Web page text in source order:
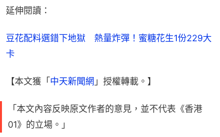
延伸閱讀：
豆花配料選錯下地獄　熱量炸彈！蜜糖花生1份229大
卡
【本文獲「中天新聞網 」授權轉載。】
「本文內容反映原文作者的意見，並不代表《香港
01》的立場。」